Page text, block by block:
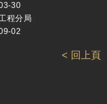
30
程分局
02
< 回上頁